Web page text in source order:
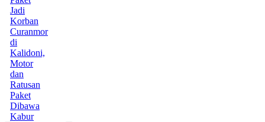
Jadi
Korban
Curanmor
di
Kalidoni,
Motor
dan
Ratusan
Paket
Dibawa
Kabur